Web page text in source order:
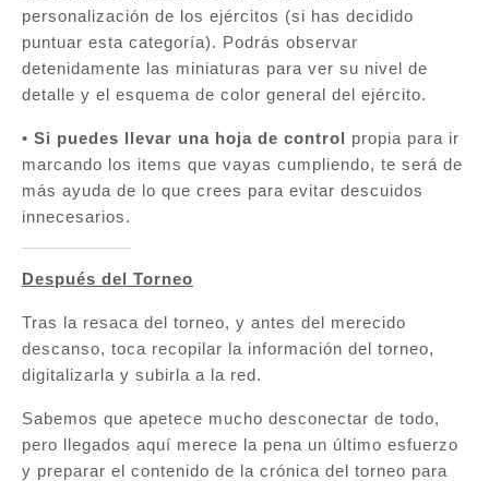
personalización de los ejércitos (si has decidido
puntuar esta categoría). Podrás observar
detenidamente las miniaturas para ver su nivel de
detalle y el esquema de color general del ejército.
• Si puedes llevar una hoja de control propia para ir
marcando los items que vayas cumpliendo, te será de
más ayuda de lo que crees para evitar descuidos
innecesarios.
Después del Torneo
Tras la resaca del torneo, y antes del merecido
descanso, toca recopilar la información del torneo,
digitalizarla y subirla a la red.
Sabemos que apetece mucho desconectar de todo,
pero llegados aquí merece la pena un último esfuerzo
y preparar el contenido de la crónica del torneo para